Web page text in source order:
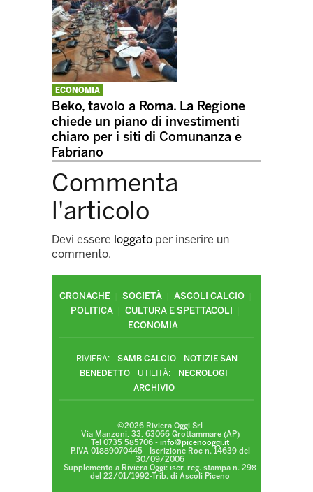
ECONOMIA
Beko, tavolo a Roma. La Regione
chiede un piano di investimenti
chiaro per i siti di Comunanza e
Fabriano
Commenta
l'articolo
Devi essere loggato per inserire un
commento.
CRONACHE SOCIETÀ
ASCOLI CALCIO
POLITICA
CULTURA E SPETTACOLI
ECONOMIA
RIVIERA: SAMB CALCIO
NOTIZIE SAN
BENEDETTO
UTILITÀ:
NECROLOGI
ARCHIVIO
©2026 Riviera Oggi Srl
Via Manzoni, 33, 63066 Grottammare (AP)
Tel 0735 585706 - info@picenooggi.it
P.IVA 01889070445 - Iscrizione Roc n. 14639 del
30/09/2006
Supplemento a Riviera Oggi: iscr. reg. stampa n. 298
del 22/01/1992-Trib. di Ascoli Piceno